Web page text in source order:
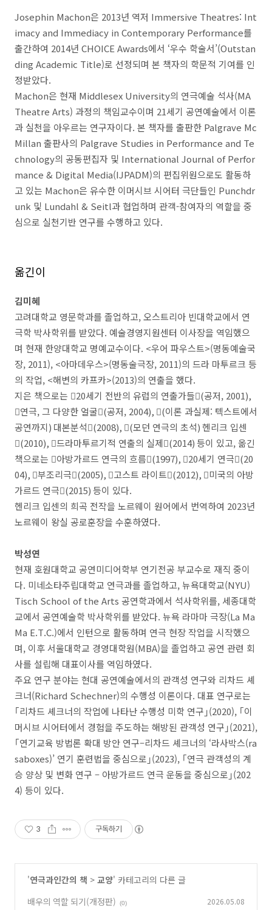
Josephin Machon은 2013년 역저 Immersive Theatres: Int
imacy and Immediacy in Contemporary Performance를
출간하여 2014년 CHOICE Awards에서 ‘우수 학술서’(Outstan
ding Academic Title)로 선정되며 본 책자의 학문적 기여를 인
정받았다.
Machon은 현재 Middlesex University의 연극예술 석사(MA
Theatre Arts) 과정의 책임교수이며 21세기 공연예술에서 이론
과 실천을 아우르는 연구자이다. 본 책자를 출판한 Palgrave Mc
Millan 출판사의 Palgrave Studies in Performance and Te
chnology의 공동편집자 및 International Journal of Perfor
mance & Digital Media(IJPADM)의 편집위원으로도 활동하
고 있는 Machon은 유수한 이머시브 시어터 극단들인 Punchdr
unk 및 Lundahl & Seitl과 협업하며 관객-참여자의 역할을 중
심으로 실천기반 연구를 수행하고 있다.
옮긴이
김미혜
고려대학교 영문학과를 졸업하고,오스트리아 빈대학교에서 연
극학 박사학위를 받았다. 예술경영지원센터 이사장을 역임했으
며 현재 한양대학교 명예교수이다. <우어 파우스트>(명동예술국
장, 2011), <아마데우스>(명동술극장, 2011)의 드라 마투르크 등
의 작업, <해변의 카프카>(2013)의 연출을 했다.
지은 책으로는 󰡔20세기 전반의 유럽의 연출가들󰡕(공저, 2001),
󰡔연극,그 다양한 얼굴󰡕(공저, 2004), 󰡔(이론 과실제: 텍스트에서
공연까지) 대본분석󰡕(2008), 󰡔(모던 연극의 초석)헨리크 입센
󰡕(2010), 󰡔드라마투르기적 연출의 실제󰡕(2014)등이 있고,옮긴
책으로는 󰡔아방가르드 연극의 흐름󰡕(1997), 󰡔20세기 연극󰡕(20
04), 󰡔부조리극󰡕(2005), 󰡔고스트 라이트󰡕(2012), 󰡔미국의 아방
가르드 연극󰡕(2015)등이 있다.
헨리크 입센의 희곡 전작을 노르웨이 원어에서 번역하여 2023년
노르웨이 왕실 공로훈장을 수훈하였다.
박성연
현재 호원대학교 공연미디어학부 연기전공 부교수로 재직 중이
다. 미네소타주립대학교 연극과를 졸업하고,뉴욕대학교(NYU)
Tisch School of the Arts 공연학과에서 석사학위를, 세종대학
교에서 공연예술학 박사학위를 받았다. 뉴욕 라마마 극장(La Ma
Ma E.T.C.)에서 인턴으로 활동하며 연극 현장 작업을 시작했으
며, 이후 서울대학교 경영대학원(MBA)을 졸업하고 공연 관련 회
사를 설립해 대표이사를 역임하였다.
주요 연구 분야는 현대 공연예술에서의 관객성 연구와 리차드 셰
크너(Richard Schechner)의 수행성 이론이다. 대표 연구로는
｢리차드 셰크너의 작업에 나타난 수행성 미학 연구 ｣(2020), ｢이
머시브 시어터에서 경험을 주도하는 해방된 관객성 연구 ｣(2021),
｢연기교육 방법론 확대 방안 연구–리차드 셰크너의 ‘라사박스(ra
saboxes)’ 연기 훈련법을 중심으로 ｣(2023), ｢연극 관객성의 계
승 양상 및 변화 연구 – 아방가르드 연극 운동을 중심으로 ｣(202
4) 등이 있다.
3 구독하기
'연극과인간의 책 > 교양' 카테고리의 다른 글
배우의 역할 되기(개정판)
(0) 2026.05.08